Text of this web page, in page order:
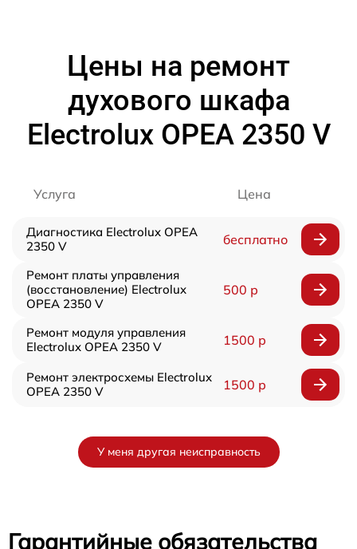
Цены на ремонт
духового шкафа
Electrolux OPEA 2350 V
Услуга Цена
Диагностика Electrolux OPEA
2350 V
бесплатно
Ремонт платы управления
(восстановление) Electrolux
OPEA 2350 V
500 р
Ремонт модуля управления
Electrolux OPEA 2350 V
1500 р
Ремонт электросхемы Electrolux
OPEA 2350 V
1500 р
У меня другая неисправность
Гарантийные обязательства